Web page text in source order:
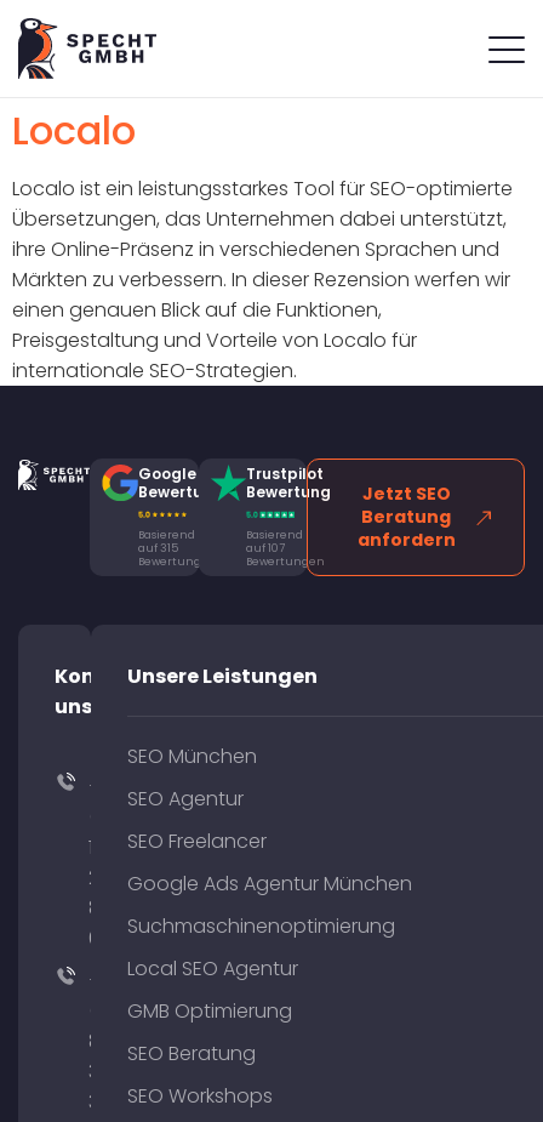
Localo
Localo ist ein leistungsstarkes Tool für SEO-optimierte
Übersetzungen, das Unternehmen dabei unterstützt,
ihre Online-Präsenz in verschiedenen Sprachen und
Märkten zu verbessern. In dieser Rezension werfen wir
einen genauen Blick auf die Funktionen,
Preisgestaltung und Vorteile von Localo für
internationale SEO-Strategien.
Google
Bewertung
Basierend
auf 315
Bewertungen
Trustpilot
Bewertung
Basierend
auf 107
Bewertungen
Jetzt SEO
Beratung
anfordern
Kontaktiere
uns!
+49
176
204
801
64
+49
89
380
375
Unsere Leistungen
SEO München
SEO Agentur
SEO Freelancer
Google Ads Agentur München
Suchmaschinenoptimierung
Local SEO Agentur
GMB Optimierung
SEO Beratung
SEO Workshops